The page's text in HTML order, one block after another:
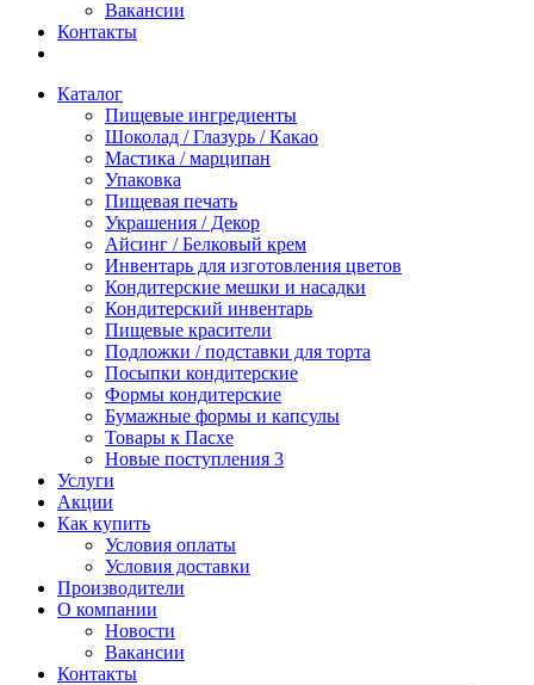
Вакансии
Контакты
Каталог
Пищевые ингредиенты
Шоколад / Глазурь / Какао
Мастика / марципан
Упаковка
Пищевая печать
Украшения / Декор
Айсинг / Белковый крем
Инвентарь для изготовления цветов
Кондитерские мешки и насадки
Кондитерский инвентарь
Пищевые красители
Подложки / подставки для торта
Посыпки кондитерские
Формы кондитерские
Бумажные формы и капсулы
Товары к Пасхе
Новые поступления 3
Услуги
Акции
Как купить
Условия оплаты
Условия доставки
Производители
О компании
Новости
Вакансии
Контакты